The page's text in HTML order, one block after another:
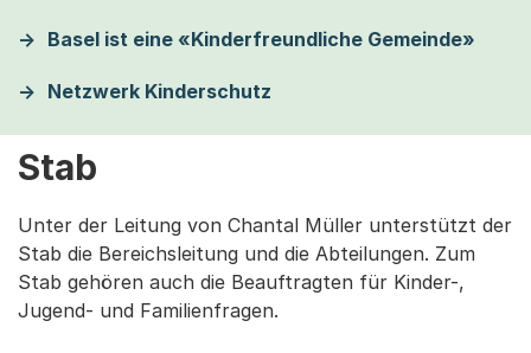
Basel ist eine «Kinderfreundliche Gemeinde»
Netzwerk Kinderschutz
Stab
Unter der Leitung von Chantal Müller unterstützt der
Stab die Bereichsleitung und die Abteilungen. Zum
Stab gehören auch die Beauftragten für Kinder-,
Jugend- und Familienfragen.